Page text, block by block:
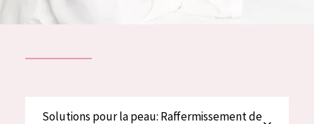
SOLUTIONS POUR LA PEAU
TOUS LES PRODUIT
Conseils Beauté
Solutions pour la peau: Raffermissement de